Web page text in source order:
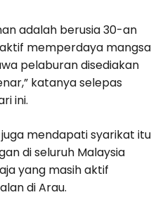
adalah berusia 30-an
memperdaya mangsa
pelaburan disediakan
katanya selepas
ini.
mendapati syarikat itu
di seluruh Malaysia
yang masih aktif
di Arau.